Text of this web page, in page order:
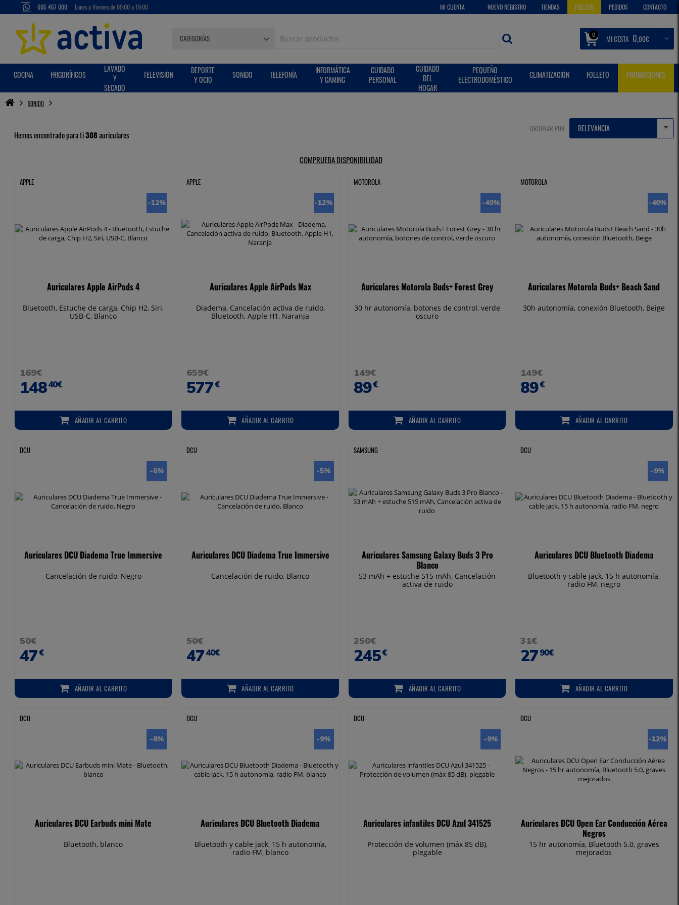
605 467 000 Lunes a Viernes de 09:00 a 19:00 MI CUENTA NUEVO REGISTRO TIENDAS FOLLETO PEDIDOS CONTACTO
0 MI CESTA 0,00€
COCINA FRIGORÍFICOS
LAVADO
Y
SECADO
TELEVISIÓN
DEPORTE
Y OCIO
SONIDO TELEFONÍA
INFORMÁTICA
Y GAMING
CUIDADO
PERSONAL
CUIDADO
DEL
HOGAR
PEQUEÑO
ELECTRODOMÉSTICO
CLIMATIZACIÓN FOLLETO PROMOCIONES
SONIDO
ORDENAR POR
Hemos encontrado para ti308auriculares
COMPRUEBA DISPONIBILIDAD
APPLE
-12%
Auriculares Apple AirPods 4
Bluetooth, Estuche de carga, Chip H2, Siri,
USB-C, Blanco
169€
14840€
AÑADIRAL CARRITO
APPLE
-12%
Auriculares Apple AirPods Max
Diadema, Cancelación activa de ruido,
Bluetooth, Apple H1, Naranja
659€
577€
AÑADIR AL CARRITO
MOTOROLA
-40%
Auriculares Motorola Buds+ Forest Grey
30 hr autonomía, botones de control, verde
oscuro
149€
89€
AÑADIR AL CARRITO
MOTOROLA
-40%
Auriculares Motorola Buds+ Beach Sand
30h autonomía, conexión Bluetooth, Beige
149€
89€
AÑADIRAL CARRITO
DCU
-6%
Auriculares DCU Diadema True Immersive
Cancelación de ruido, Negro
50€
47€
AÑADIRAL CARRITO
DCU
-5%
Auriculares DCU Diadema True Immersive
Cancelación de ruido, Blanco
50€
4740€
AÑADIR AL CARRITO
SAMSUNG
Auriculares Samsung Galaxy Buds 3 Pro
Blanco
53 mAh + estuche 515 mAh, Cancelación
activa de ruido
250€
245€
AÑADIR AL CARRITO
DCU
-9%
Auriculares DCU Bluetooth Diadema
Bluetooth y cable jack, 15 h autonomía,
radio FM, negro
31€
2790€
AÑADIRAL CARRITO
DCU
-8%
Auriculares DCU Earbuds mini Mate
Bluetooth, blanco
DCU
-9%
Auriculares DCU Bluetooth Diadema
Bluetooth y cable jack, 15 h autonomía,
radio FM, blanco
DCU
-9%
Auriculares infantiles DCU Azul 341525
Protección de volumen (máx 85 dB),
plegable
DCU
-12%
Auriculares DCU Open Ear Conducción Aérea
Negros
15 hr autonomía, Bluetooth 5.0, graves
mejorados